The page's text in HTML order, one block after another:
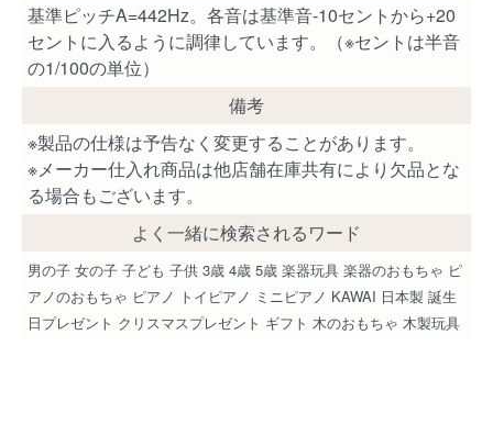
基準ピッチA=442Hz。各音は基準音-10セントから+20
セントに入るように調律しています。（※セントは半音
の1/100の単位）
備考
※製品の仕様は予告なく変更することがあります。
※メーカー仕入れ商品は他店舗在庫共有により欠品とな
る場合もございます。
よく一緒に検索されるワード
男の子 女の子 子ども 子供 3歳 4歳 5歳 楽器玩具 楽器のおもちゃ ピ
アノのおもちゃ ピアノ トイピアノ ミニピアノ KAWAI 日本製 誕生
日プレゼント クリスマスプレゼント ギフト 木のおもちゃ 木製玩具